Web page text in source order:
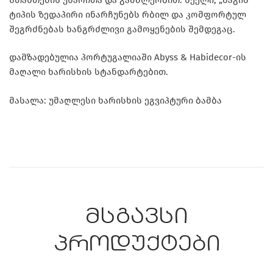
ტიპის ზედაპირი ინარჩუნებს რბილ და კომფორტულ
შეგრძნებას ხანგრძლივი გამოყენების შემდეგაც.
დამზადებულია პორტუგალიაში Abyss & Habidecor-ის
მაღალი ხარისხის სტანდარტებით.
მასალა: უმაღლესი ხარისხის ეგვიპტური ბამბა
მსგავსი
პროდუქტები